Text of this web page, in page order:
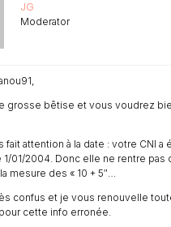
JG
Moderator
grosse bêtise et vous voudrez
fait attention à la date : votre CNI a
1/01/2004. Donc elle ne rentre pas
mesure des « 10 + 5″…
confus et je vous renouvelle
cette info erronée.